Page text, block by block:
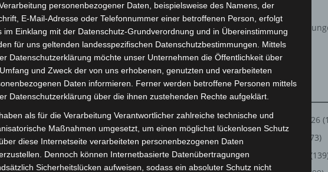
mit der Familienzusammenführung begonnen werden. - Foto: Feuerwehr Lehrte
Über uns
Welt
August 2026
(73)
personenbezogener Daten, beispielsweise des Namens, der
E-Mail-Adresse oder Telefonnummer einer betroffenen Person, erfolgt
im Einklang mit der Datenschutz-Grundverordnung und in Übereinstimmung
für uns geltenden landesspezifischen Datenschutzbestimmungen. Mittels
Datenschutzerklärung möchte unser Unternehmen die Öffentlichkeit über
und Zweck der von uns erhobenen, genutzten und verarbeiteten
Daten informieren. Ferner werden betroffene Personen mittels
Datenschutzerklärung über die ihnen zustehenden Rechte aufgeklärt.
als für die Verarbeitung Verantwortlicher zahlreiche technische und
Maßnahmen umgesetzt, um einen möglichst lückenlosen Schutz
diese Internetseite verarbeiteten personenbezogenen Daten
Dennoch können Internetbasierte Datenübertragungen
Sicherheitslücken aufweisen, sodass ein absoluter Schutz nicht